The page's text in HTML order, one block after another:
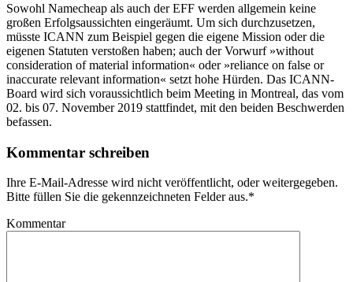
Sowohl Namecheap als auch der EFF werden allgemein keine
großen Erfolgsaussichten eingeräumt. Um sich durchzusetzen,
müsste ICANN zum Beispiel gegen die eigene Mission oder die
eigenen Statuten verstoßen haben; auch der Vorwurf »without
consideration of material information« oder »reliance on false or
inaccurate relevant information« setzt hohe Hürden. Das ICANN-
Board wird sich voraussichtlich beim Meeting in Montreal, das vom
02. bis 07. November 2019 stattfindet, mit den beiden Beschwerden
befassen.
Kommentar schreiben
Ihre E-Mail-Adresse wird nicht veröffentlicht, oder weitergegeben.
Bitte füllen Sie die gekennzeichneten Felder aus.*
Kommentar